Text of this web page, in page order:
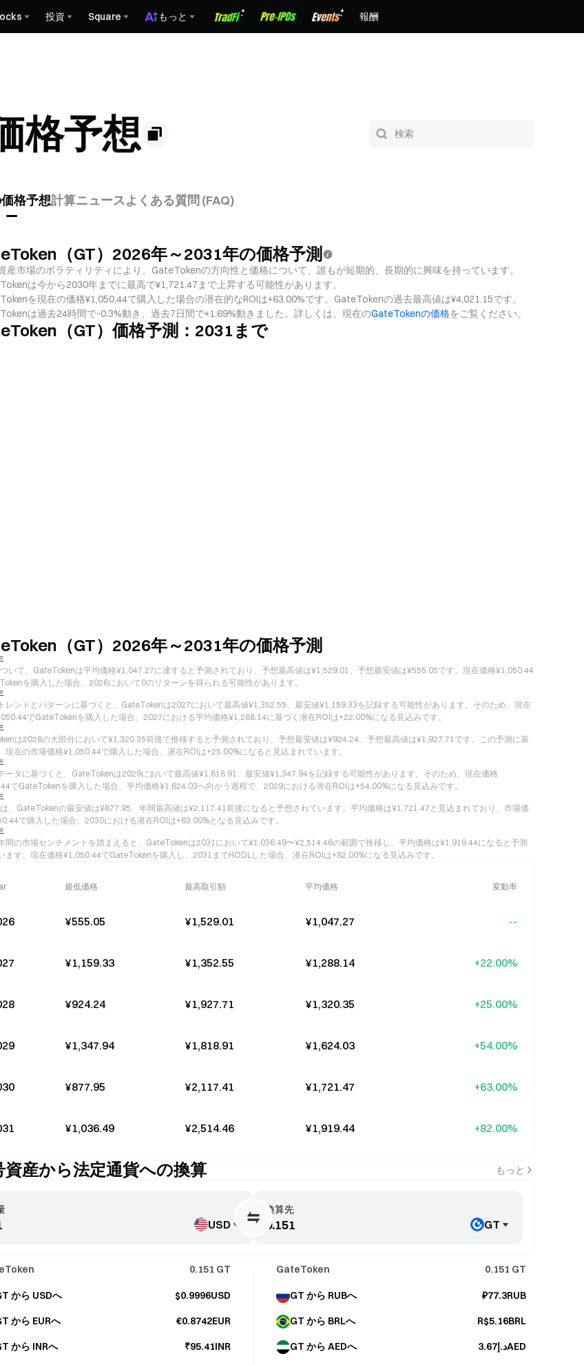
投資 Square もっと 報酬
格予想
格予想計算ニュースよくある質問 (FAQ)
（GT）2026年～2031年の価格予測
産市場のボラティリティにより、GateTokenの方向性と価格について、誰もが短期的、長期的に興味を持っています。
は今から2030年までに最高で¥1,721.47まで上昇する可能性があります。
を現在の価格¥1,050.44で購入した場合の潜在的なROIは+63.00%です。GateTokenの過去最高値は¥4,021.15です。
は過去24時間で-0.3%動き、過去7日間で+1.69%動きました。詳しくは、現在のGateTokenの価格をご覧ください。
（GT）価格予測：2031まで
（GT）2026年～2031年の価格予測
いて、GateTokenは平均価格¥1,047.27に達すると予測されており、予想最高値は¥1,529.01、予想最安値は¥555.05です。現在価格¥1,050.44
を購入した場合、2026において0のリターンを得られる可能性があります。
レンドとパターンに基づくと、GateTokenは2027において最高値¥1,352.55、最安値¥1,159.33を記録する可能性があります。そのため、現在
でGateTokenを購入した場合、2027における平均価格¥1,288.14に基づく潜在ROIは+22.00%になる見込みです。
は2028の大部分において¥1,320.35前後で推移すると予測されており、予想最安値は¥924.24、予想最高値は¥1,927.71です。この予測に基
現在の市場価格¥1,050.44で購入した場合、潜在ROIは+25.00%になると見込まれています。
ータに基づくと、GateTokenは2029において最高値¥1,818.91、最安値¥1,347.94を記録する可能性があります。そのため、現在価格
でGateTokenを購入した場合、平均価格¥1,624.03へ向かう過程で、2029における潜在ROIは+54.00%になる見込みです。
、GateTokenの最安値は¥877.95、年間最高値は¥2,117.41前後になると予想されています。平均価格は¥1,721.47と見込まれており、市場価
で購入した場合、2030における潜在ROIは+63.00%となる見込みです。
間の市場センチメントを踏まえると、GateTokenは2031において¥1,036.49〜¥2,514.46の範囲で推移し、平均価格は¥1,919.44になると予測
ます。現在価格¥1,050.44でGateTokenを購入し、2031までHODLした場合、潜在ROIは+82.00%になる見込みです。
最低価格 最高取引額 平均価格 変動率
¥555.05 ¥1,529.01 ¥1,047.27 --
¥1,159.33 ¥1,352.55 ¥1,288.14 +22.00%
¥924.24 ¥1,927.71 ¥1,320.35 +25.00%
¥1,347.94 ¥1,818.91 ¥1,624.03 +54.00%
¥877.95 ¥2,117.41 ¥1,721.47 +63.00%
¥1,036.49 ¥2,514.46 ¥1,919.44 +82.00%
資産から法定通貨への換算 もっと
換算先
GT
USD
0.151 GT
から USDへ $0.9996USD
から EURへ €0.8742EUR
から INRへ ₹95.41INR
GateToken 0.151 GT
GT から RUBへ ₽77.3RUB
GT から BRLへ R$5.16BRL
GT から AEDへ د.إ3.67AED